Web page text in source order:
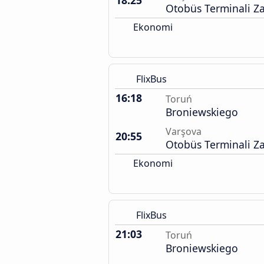
Otobüs Terminali
Ekonomi
FlixBus
16:18 Toruń
Broniewskiego
20:55
Varşova
Otobüs Terminali
Ekonomi
FlixBus
21:03 Toruń
Broniewskiego